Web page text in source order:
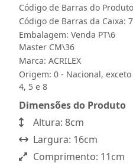
Código de Barras do
Código de Barras da Caixa:
Embalagem: Venda PT\6
Master CM\36
Marca: ACRILEX
Origem: 0 - Nacional,
4, 5 e 8
Dimensões do Produto
Altura: 8cm
Largura: 16cm
Comprimento: 11cm